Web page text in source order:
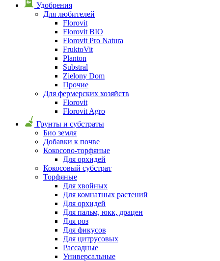
Удобрения
Для любителей
Florovit
Florovit BIO
Florovit Pro Natura
FruktoVit
Planton
Substral
Zielony Dom
Прочие
Для фермерских хозяйств
Florovit
Florovit Agro
Грунты и субстраты
Био земля
Добавки к почве
Кокосово-торфяные
Для орхидей
Кокосовый субстрат
Торфяные
Для хвойных
Для комнатных растений
Для орхидей
Для пальм, юкк, драцен
Для роз
Для фикусов
Для цитрусовых
Рассадные
Универсальные